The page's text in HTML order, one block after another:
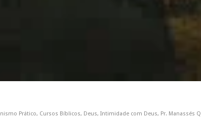
Prático, Cursos Bíblicos, Deus, Intimidade com Deus, Pr. Manassés